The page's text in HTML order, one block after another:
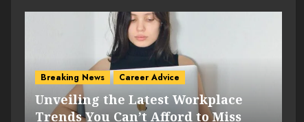
Breaking News Career Advice
Unveiling the Latest Workplace
Trends You Can’t Afford to Miss